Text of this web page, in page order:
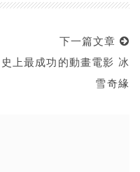
下一篇文章
史上最成功的動畫電影 冰
雪奇緣